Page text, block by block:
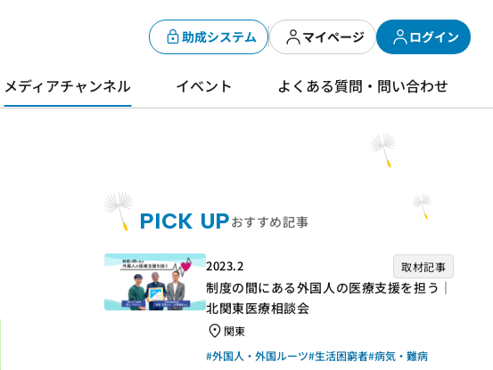
助成システム マイページ ログイン
メディアチャンネル イベント よくある質問・問い合わせ
PICK UPおすすめ記事
2023.2 取材記事
制度の間にある外国人の医療支援を担う｜
北関東医療相談会
関東
#外国人・外国ルーツ#生活困窮者#病気・難病